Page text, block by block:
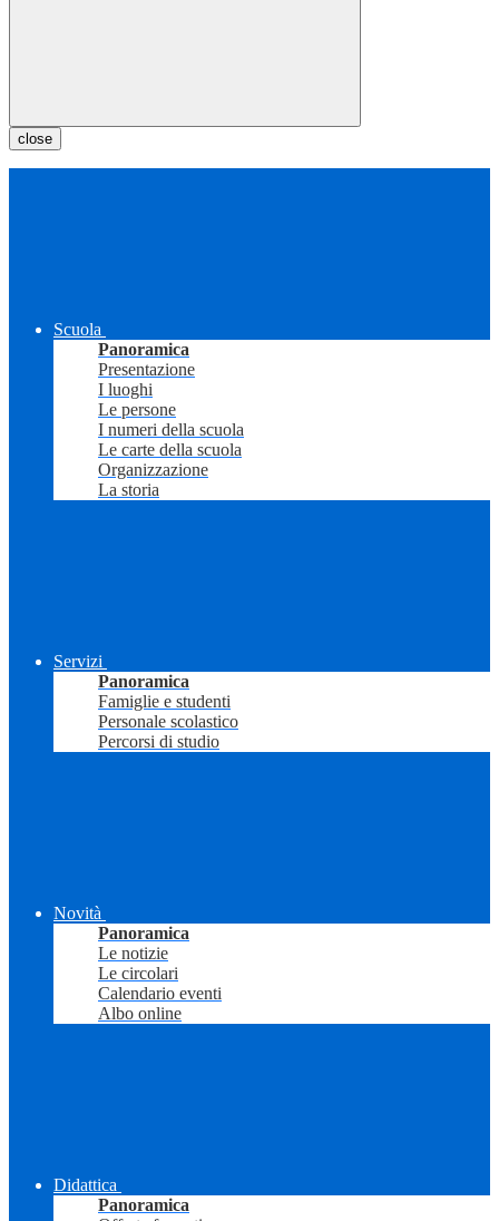
close
Scuola
Panoramica
Presentazione
I luoghi
Le persone
I numeri della scuola
Le carte della scuola
Organizzazione
La storia
Servizi
Panoramica
Famiglie e studenti
Personale scolastico
Percorsi di studio
Novità
Panoramica
Le notizie
Le circolari
Calendario eventi
Albo online
Didattica
Panoramica